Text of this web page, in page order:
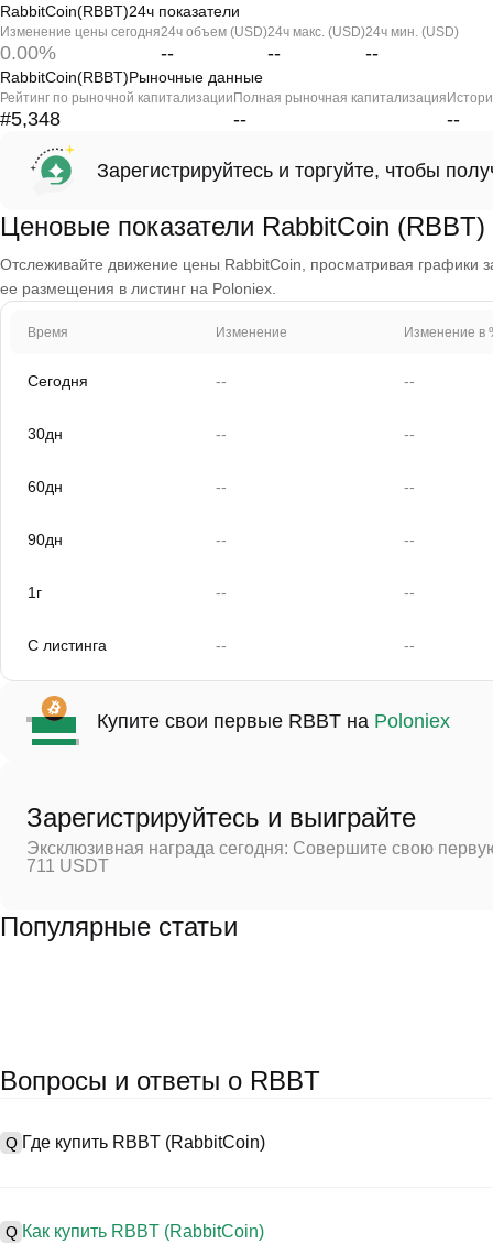
RabbitCoin(RBBT)24ч показатели
Изменение цены сегодня
0.00%
24ч объем (USD)
--
24ч макс. (USD)
--
24ч мин. (USD)
--
RabbitCoin(RBBT)Рыночные данные
Рейтинг по рыночной капитализации
#5,348
Полная рыночная капитализация
-- --
Зарегистрируйтесь и торгуйте, чтобы
Ценовые показатели RabbitCoin (RBBT)
Отслеживайте движение цены RabbitCoin, просматривая графики
ее размещения в листинг на Poloniex.
Время Изменение Изменение в
Сегодня -- --
30дн -- --
60дн -- --
90дн -- --
1г -- --
С листинга -- --
Купите свои первые RBBT на Poloniex
Зарегистрируйтесь и выиграйте
Эксклюзивная награда сегодня: Совершите свою
711 USDT
Популярные статьи
Вопросы и ответы о RBBT
Q Где купить RBBT (RabbitCoin)
предоставляют удобные интерфейсы, высокую ликвидность и
Q Как купить RBBT (RabbitCoin)